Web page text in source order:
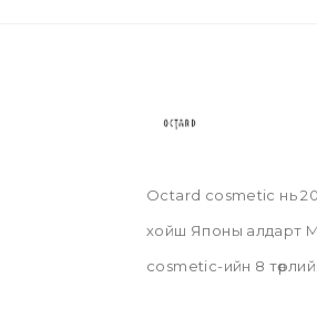
Octard cosmetic нь
хойш Японы алдарт
cosmetic-ийн 8